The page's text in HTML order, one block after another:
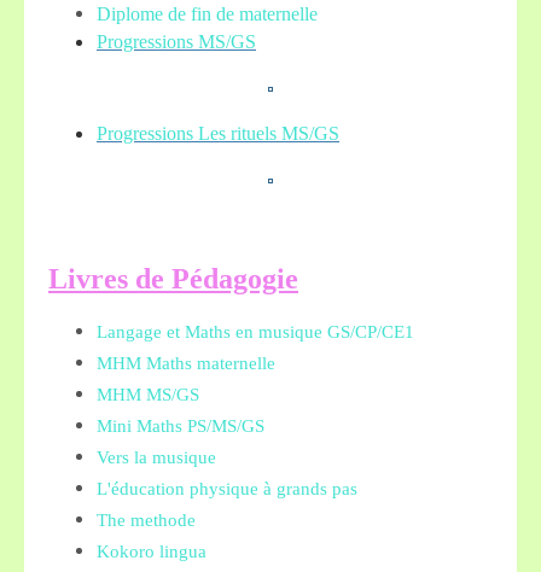
Diplome de fin de maternelle
Progressions MS/GS
Progressions Les rituels MS/GS
Livres de Pédagogie
Langage et Maths en musique GS/CP/CE1
MHM Maths maternelle
MHM MS/GS
Mini Maths PS/MS/GS
Vers la musique
L'éducation physique à grands pas
The methode
Kokoro lingua